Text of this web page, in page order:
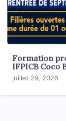
Formation
IFPICB Coco
juillet 29, 2026